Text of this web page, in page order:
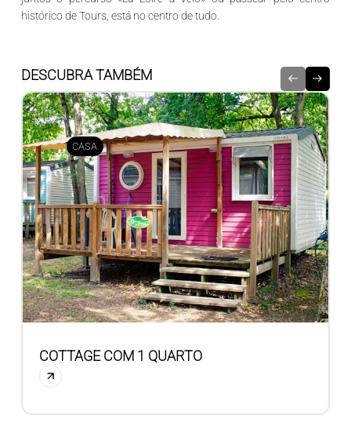
histórico de Tours, está no centro de tudo.
DESCUBRA TAMBÉM
CASA
COTTAGE COM 1 QUARTO